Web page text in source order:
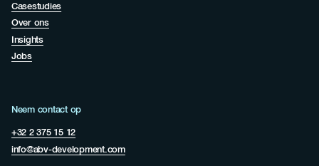
Casestudies
Over ons
Insights
Jobs
Neem contact op
+32 2 375 15 12
info@abv-development.com